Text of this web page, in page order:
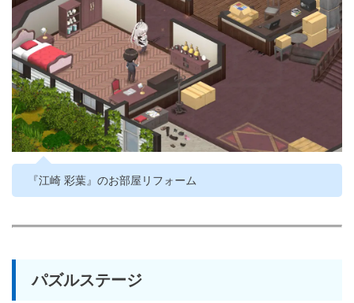
『江崎 彩葉』のお部屋リフォーム
パズルステージ